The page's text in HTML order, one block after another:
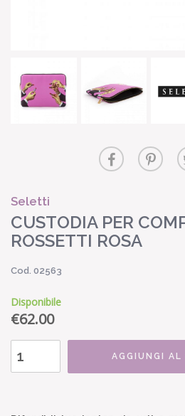
Seletti
CUSTODIA PER
ROSSETTI ROSA
Cod. 02563
Disponibile
€62.00
AGGIUNGI AL